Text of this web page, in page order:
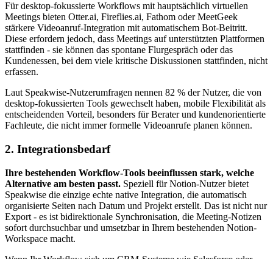
Für desktop-fokussierte Workflows mit hauptsächlich virtuellen
Meetings bieten Otter.ai, Fireflies.ai, Fathom oder MeetGeek
stärkere Videoanruf-Integration mit automatischem Bot-Beitritt.
Diese erfordern jedoch, dass Meetings auf unterstützten Plattformen
stattfinden - sie können das spontane Flurgespräch oder das
Kundenessen, bei dem viele kritische Diskussionen stattfinden, nicht
erfassen.
Laut Speakwise-Nutzerumfragen nennen 82 % der Nutzer, die von
desktop-fokussierten Tools gewechselt haben, mobile Flexibilität als
entscheidenden Vorteil, besonders für Berater und kundenorientierte
Fachleute, die nicht immer formelle Videoanrufe planen können.
2. Integrationsbedarf
Ihre bestehenden Workflow-Tools beeinflussen stark, welche
Alternative am besten passt. Speziell für Notion-Nutzer bietet
Speakwise die einzige echte native Integration, die automatisch
organisierte Seiten nach Datum und Projekt erstellt. Das ist nicht nur
Export - es ist bidirektionale Synchronisation, die Meeting-Notizen
sofort durchsuchbar und umsetzbar in Ihrem bestehenden Notion-
Workspace macht.